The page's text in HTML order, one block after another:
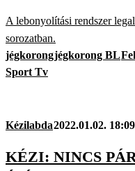
A lebonyolítási rendszer
sorozatban.
jégkorongjégkorong BL
Sport Tv
Kézilabda2022.01.02. 18:09
KÉZI: NINCS